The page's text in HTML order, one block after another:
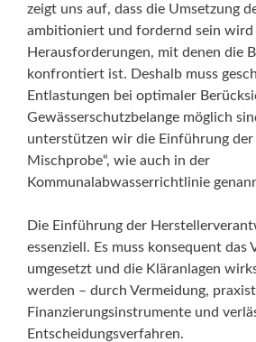
zeigt uns auf, dass die Umsetzung
ambitioniert und fordernd sein wird
Herausforderungen, mit denen die
konfrontiert ist. Deshalb muss
Entlastungen bei optimaler
Gewässerschutzbelange möglich
unterstützen wir die Einführung der
Mischprobe“, wie auch in der
Kommunalabwasserrichtlinie
Die Einführung der
essenziell. Es muss konsequent das
umgesetzt und die Kläranlagen
werden – durch Vermeidung,
Finanzierungsinstrumente und
Entscheidungsverfahren.